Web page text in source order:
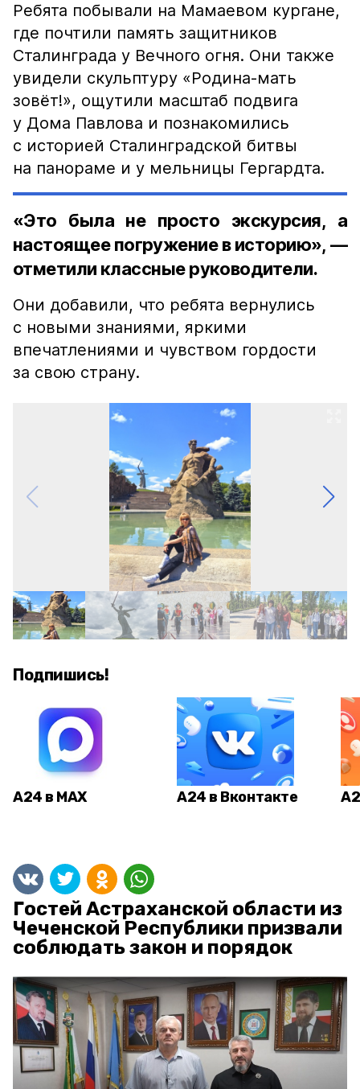
Ребята побывали на Мамаевом кургане,
где почтили память защитников
Сталинграда у Вечного огня. Они также
увидели скульптуру «Родина-мать
зовёт!», ощутили масштаб подвига
у Дома Павлова и познакомились
с историей Сталинградской битвы
на панораме и у мельницы Гергардта.
«Это была не просто экскурсия, а
настоящее погружение в историю», —
отметили классные руководители.
Они добавили, что ребята вернулись
с новыми знаниями, яркими
впечатлениями и чувством гордости
за свою страну.
Подпишись!
А24 в MAX А24 в Вконтакте
Гостей Астраханской области из
Чеченской Республики призвали
соблюдать закон и порядок